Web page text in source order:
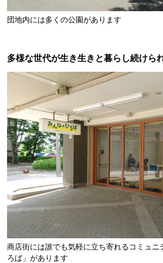
団地内には多くの公園があります
多様な世代が生き生きと暮らし続けら
商店街には誰でも気軽に立ち寄れるコミュニ
ろば」があります